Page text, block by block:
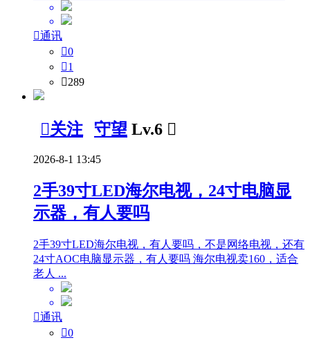
通讯
0
1
289
关注 守望 Lv.6 
2026-8-1 13:45
2手39寸LED海尔电视，24寸电脑显
示器，有人要吗
2手39寸LED海尔电视，有人要吗，不是网络电视，还有
24寸AOC电脑显示器，有人要吗 海尔电视卖160，适合
老人 ...
通讯
0